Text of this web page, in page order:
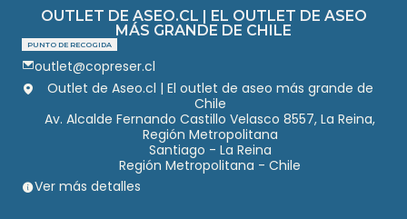
OUTLET DE ASEO.CL | EL OUTLET DE ASEO
MÁS GRANDE DE CHILE
PUNTO DE RECOGIDA
outlet@copreser.cl
Outlet de Aseo.cl | El outlet de aseo más grande de
Chile
Av. Alcalde Fernando Castillo Velasco 8557, La Reina,
Región Metropolitana
Santiago - La Reina
Región Metropolitana - Chile
Ver más detalles